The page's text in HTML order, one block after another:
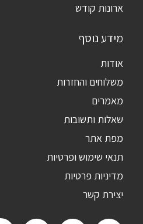
ארונות קודש
מידע נוסף
אודות
משלוחים והחזרות
מאמרים
שאלות ותשובות
מפת אתר
תנאי שימוש ופרטיות
מדיניות פרטיות
יצירת קשר